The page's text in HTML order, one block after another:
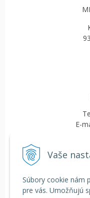
Vaše
Súbory cookie nám
pre vás. Umožňujú
E-